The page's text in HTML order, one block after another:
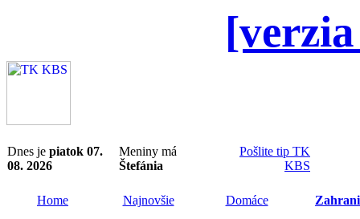
Dnes je piatok 07.
08. 2026
Meniny má
Štefánia
Pošlite tip TK
KBS
Home Najnovšie Domáce